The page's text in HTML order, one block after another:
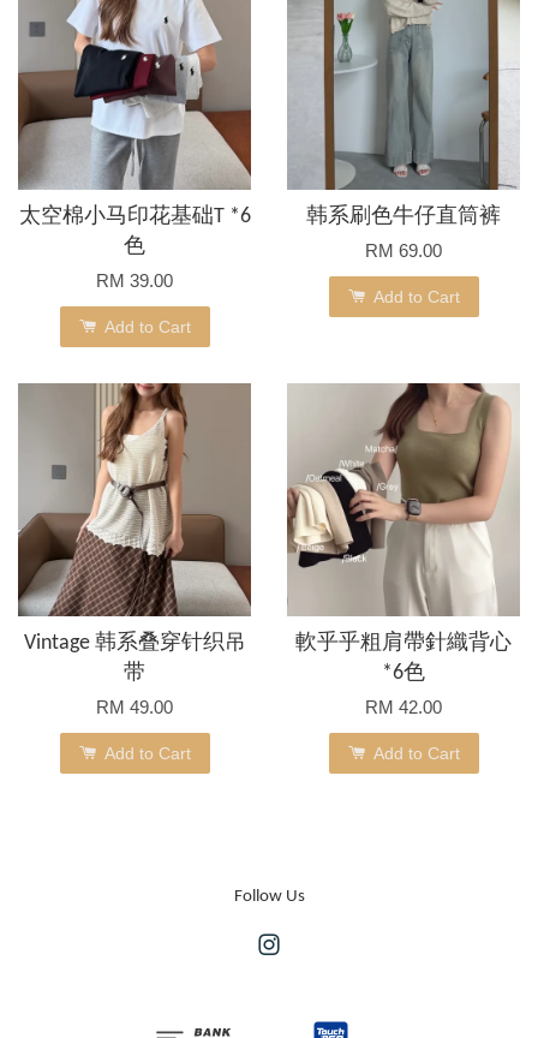
太空棉小马印花基础T *6
色
RM 39.00
Add to Cart
韩系刷色牛仔直筒裤
RM 69.00
Add to Cart
Vintage 韩系叠穿针织吊
带
RM 49.00
Add to Cart
軟乎乎粗肩帶針織背心
*6色
RM 42.00
Add to Cart
Follow Us